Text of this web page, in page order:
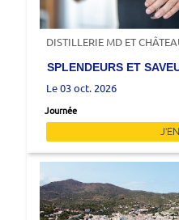
DISTILLERIE MD ET
SPLENDEURS ET
Le 03 oct. 2026
Journée